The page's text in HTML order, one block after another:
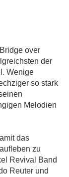
over
der
Wenige
so stark
Melodien
das
zu
Revival Band
Reuter und